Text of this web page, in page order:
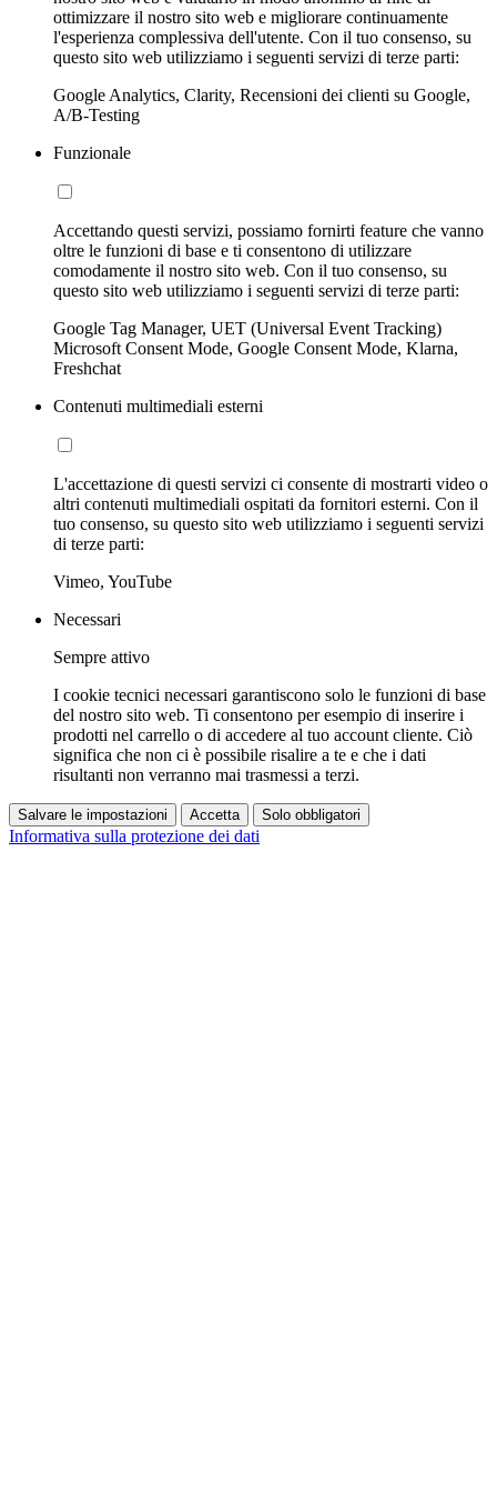
ottimizzare il nostro sito web e migliorare continuamente
l'esperienza complessiva dell'utente. Con il tuo consenso, su
questo sito web utilizziamo i seguenti servizi di terze parti:
Google Analytics, Clarity, Recensioni dei clienti su Google,
A/B-Testing
Funzionale
Accettando questi servizi, possiamo fornirti feature che vanno
oltre le funzioni di base e ti consentono di utilizzare
comodamente il nostro sito web. Con il tuo consenso, su
questo sito web utilizziamo i seguenti servizi di terze parti:
Google Tag Manager, UET (Universal Event Tracking)
Microsoft Consent Mode, Google Consent Mode, Klarna,
Freshchat
Contenuti multimediali esterni
L'accettazione di questi servizi ci consente di mostrarti video o
altri contenuti multimediali ospitati da fornitori esterni. Con il
tuo consenso, su questo sito web utilizziamo i seguenti servizi
di terze parti:
Vimeo, YouTube
Necessari
Sempre attivo
I cookie tecnici necessari garantiscono solo le funzioni di base
del nostro sito web. Ti consentono per esempio di inserire i
prodotti nel carrello o di accedere al tuo account cliente. Ciò
significa che non ci è possibile risalire a te e che i dati
risultanti non verranno mai trasmessi a terzi.
Salvare le impostazioni Accetta Solo obbligatori
Informativa sulla protezione dei dati